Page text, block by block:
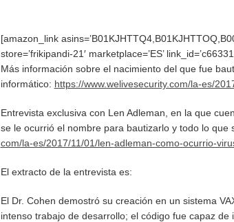
[amazon_link
store=’frikipandi-21′ marketplace=’ES’
Más información sobre el nacimiento del que fue
informático: https://www.welivesecurity.com/la-es/
Entrevista exclusiva con Len Adleman, en la que
se le ocurrió el nombre para bautizarlo y todo lo que
com/la-es/2017/11/01/len-adleman-como-ocurrio-
El extracto de la entrevista es:
El Dr. Cohen demostró su creación en un sistema
intenso trabajo de desarrollo; el código fue capaz